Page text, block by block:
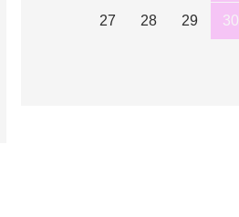
27 28 29 30